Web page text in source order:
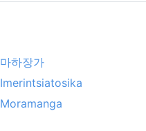
마하장가
Imerintsiatosika
Moramanga